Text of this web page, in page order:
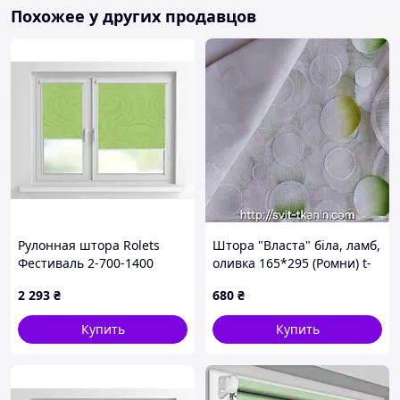
Похожее у других продавцов
Рулонная штора Rolets
Фестиваль 2-700-1400
Салатовая
2 293 ₴
Купить
Штора "Власта" біла, ламб,
оливка 165*295 (Ромни) t-
680 ₴
Купить